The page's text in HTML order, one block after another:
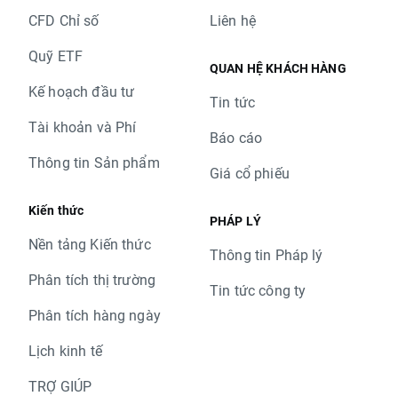
CFD Chỉ số
Quỹ ETF
Kế hoạch đầu tư
Tài khoản và Phí
Thông tin Sản phẩm
Kiến thức
Nền tảng Kiến thức
Phân tích thị trường
Phân tích hàng ngày
Lịch kinh tế
TRỢ GIÚP
Liên hệ
QUAN HỆ KHÁCH HÀNG
Tin tức
Báo cáo
Giá cổ phiếu
PHÁP LÝ
Thông tin Pháp lý
Tin tức công ty